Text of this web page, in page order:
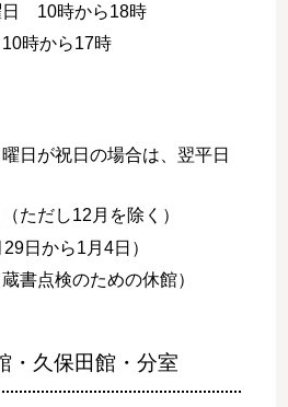
日 10時から18時
時から17時
日が祝日の場合は、翌平日
ただし12月を除く）
日から1月4日）
書点検のための休館）
・久保田館・分室